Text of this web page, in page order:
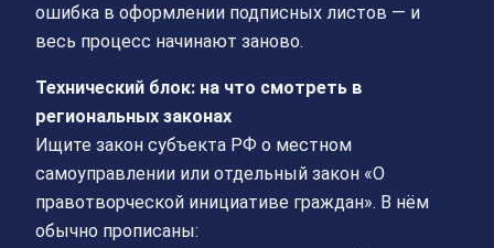
ошибка в оформлении подписных листов — и
весь процесс начинают заново.
Технический блок: на что смотреть в
региональных законах
Ищите закон субъекта РФ о местном
самоуправлении или отдельный закон «О
правотворческой инициативе граждан». В нём
обычно прописаны: